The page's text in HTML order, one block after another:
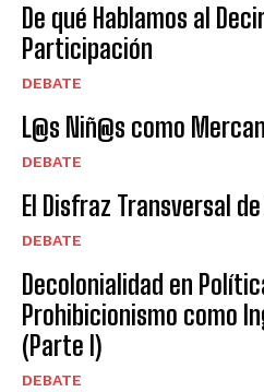
De qué Hablamos al
Participación
DEBATE
L@s Niñ@s como
DEBATE
El Disfraz Transversal
DEBATE
Decolonialidad en
Prohibicionismo como
(Parte I)
DEBATE